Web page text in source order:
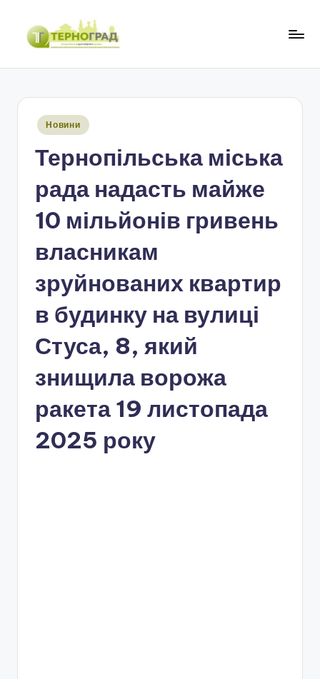
Перейти
Опубліковано
Новини
Тернопільська міська
рада надасть майже
10 мільйонів гривень
власникам
зруйнованих квартир
в будинку на вулиці
Стуса, 8, який
знищила ворожа
ракета 19 листопада
2025 року